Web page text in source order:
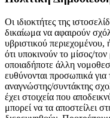
Οι ιδιοκτήτες της
δικαίωμα να αφαιρούν
υβριστικού
ότι υποκινούν το μίσος/
οποιαδήποτε άλλη
ευθύνονται προσωπικά
αναγνώστης/συντάκτης
έχει στοιχεία που
μπορεί να τα αποστείλει